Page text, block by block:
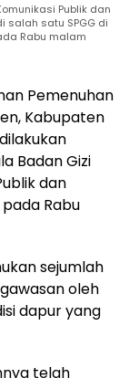
Publik dan
salah satu SPGG di
Rabu malam
Pemenuhan
Kabupaten
Badan Gizi
dan
Rabu
sejumlah
oleh
dapur yang
telah